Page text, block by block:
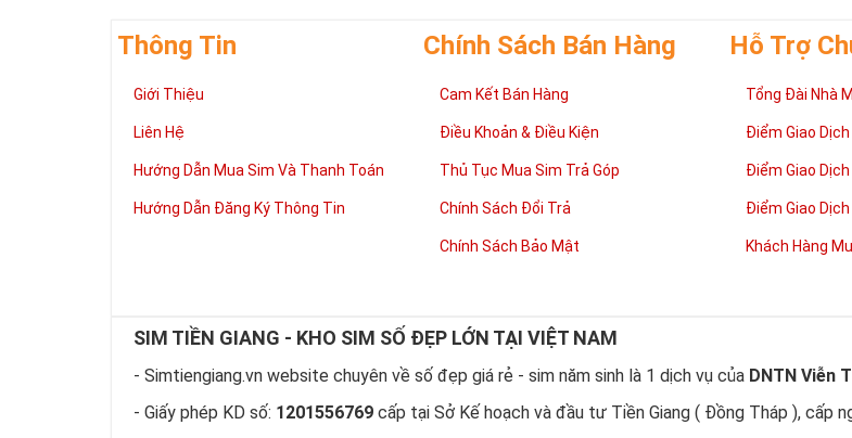
Thông Tin
Giới Thiệu
Liên Hệ
Hướng Dẫn Mua Sim Và Thanh Toán
Hướng Dẫn Đăng Ký Thông Tin
Chính Sách Bán Hàng
Cam Kết Bán Hàng
Điều Khoản & Điều Kiện
Thủ Tục Mua Sim Trả Góp
Chính Sách Đổi Trả
Chính Sách Bảo Mật
Hỗ Trợ
Tổng Đài Nhà
Điểm Giao
Điểm Giao
Điểm Giao
Khách Hàng
SIM TIỀN GIANG - KHO SIM SỐ ĐẸP LỚN TẠI VIỆT NAM
- Simtiengiang.vn website chuyên về số đẹp giá rẻ - sim năm sinh là 1 dịch vụ của DNTN Viễn
- Giấy phép KD số: 1201556769 cấp tại Sở Kế hoạch và đầu tư Tiền Giang ( Đồng Tháp ), cấp